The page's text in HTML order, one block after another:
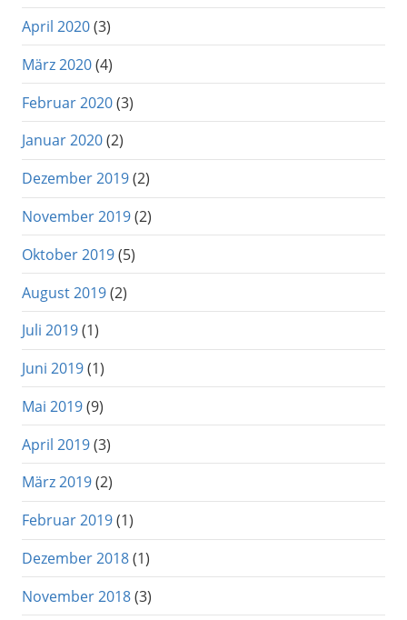
April 2020(3)
März 2020(4)
Februar 2020(3)
Januar 2020(2)
Dezember 2019(2)
November 2019(2)
Oktober 2019(5)
August 2019(2)
Juli 2019(1)
Juni 2019(1)
Mai 2019(9)
April 2019(3)
März 2019(2)
Februar 2019(1)
Dezember 2018(1)
November 2018(3)